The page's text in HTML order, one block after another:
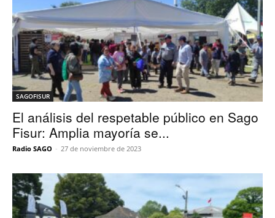
SAGOFISUR
El análisis del respetable público en Sago
Fisur: Amplia mayoría se...
Radio SAGO - 27 de noviembre de 2023